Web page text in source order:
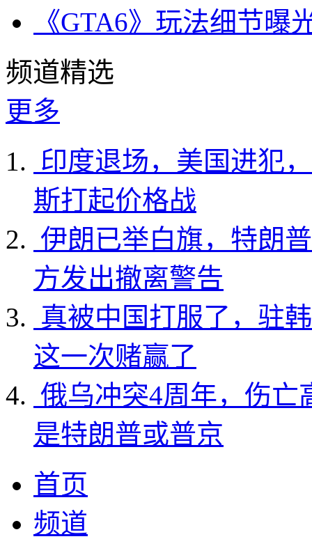
《GTA6》玩法细节
频道精选
更多
印度退场，美国进犯
斯打起价格战
伊朗已举白旗，特朗
方发出撤离警告
真被中国打服了，驻
这一次赌赢了
俄乌冲突4周年，伤亡
是特朗普或普京
首页
频道